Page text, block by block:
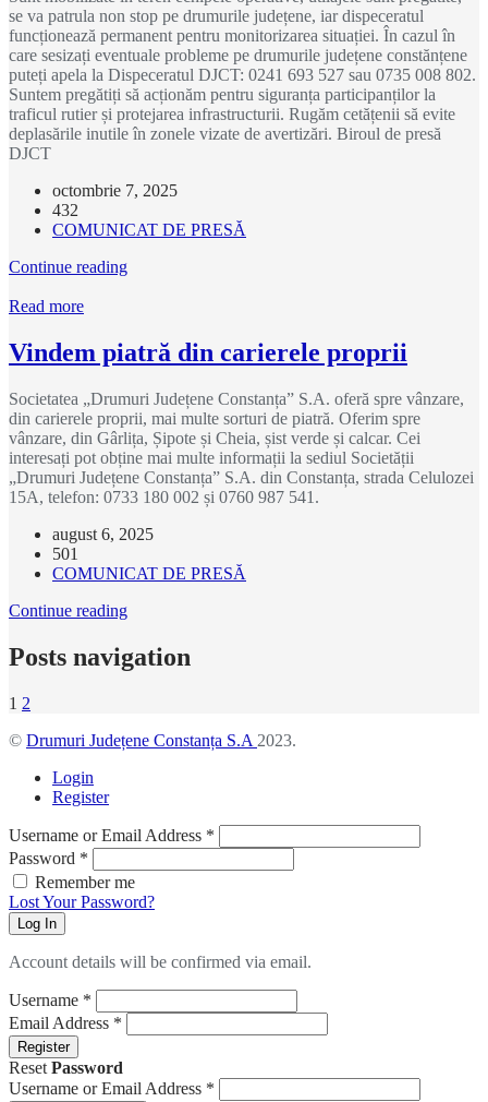
se va patrula non stop pe drumurile județene, iar dispeceratul
funcționează permanent pentru monitorizarea situației. În cazul în
care sesizați eventuale probleme pe drumurile județene constănțene
puteți apela la Dispeceratul DJCT: 0241 693 527 sau 0735 008 802.
Suntem pregătiți să acționăm pentru siguranța participanților la
traficul rutier și protejarea infrastructurii. Rugăm cetățenii să evite
deplasările inutile în zonele vizate de avertizări. Biroul de presă
DJCT
octombrie 7, 2025
432
COMUNICAT DE PRESĂ
Continue reading
Read more
Vindem piatră din carierele proprii
Societatea „Drumuri Județene Constanța” S.A. oferă spre vânzare,
din carierele proprii, mai multe sorturi de piatră. Oferim spre
vânzare, din Gârlița, Șipote și Cheia, șist verde și calcar. Cei
interesați pot obține mai multe informații la sediul Societății
„Drumuri Județene Constanța” S.A. din Constanța, strada Celulozei
15A, telefon: 0733 180 002 și 0760 987 541.
august 6, 2025
501
COMUNICAT DE PRESĂ
Continue reading
Posts navigation
1 2
© Drumuri Județene Constanța S.A 2023.
Login
Register
Username or Email Address *
Password *
Remember me
Lost Your Password?
Log In
Account details will be confirmed via email.
Username *
Email Address *
Register
Reset Password
Username or Email Address *